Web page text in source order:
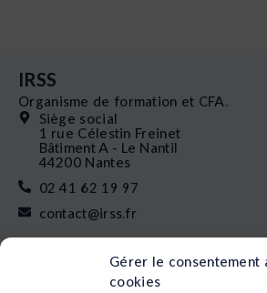
Gérer le consentement
cookies
IRSS
Organisme de formation et CFA.
Siège social
1 rue Célestin Freinet
Bâtiment A - Le Nantil
44200 Nantes
02 41 62 19 97
contact@irss.fr
Nos formations